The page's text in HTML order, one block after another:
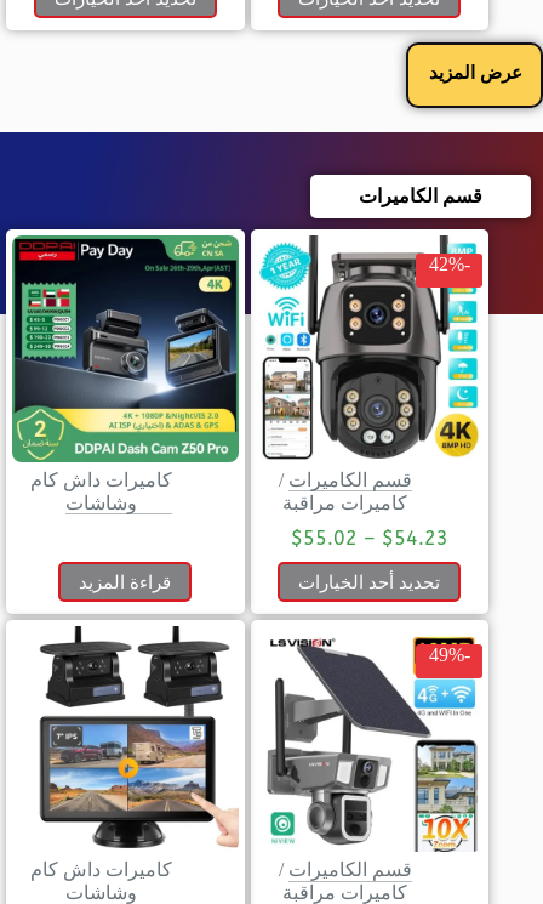
عرض المزيد
قسم الكاميرات
-42%
قسم الكاميرات /
كاميرات مراقبة
$54.23
–
$55.02
تحديد أحد الخيارات
كاميرات داش كام
وشاشات
قراءة المزيد
-49%
قسم الكاميرات /
كاميرات مراقبة
كاميرات داش كام
وشاشات